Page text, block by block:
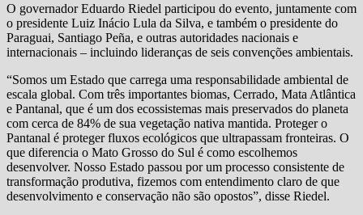
O governador Eduardo Riedel participou do evento, juntamente com
o presidente Luiz Inácio Lula da Silva, e também o presidente do
Paraguai, Santiago Peña, e outras autoridades nacionais e
internacionais – incluindo lideranças de seis convenções ambientais.
“Somos um Estado que carrega uma responsabilidade ambiental de
escala global. Com três importantes biomas, Cerrado, Mata Atlântica
e Pantanal, que é um dos ecossistemas mais preservados do planeta
com cerca de 84% de sua vegetação nativa mantida. Proteger o
Pantanal é proteger fluxos ecológicos que ultrapassam fronteiras. O
que diferencia o Mato Grosso do Sul é como escolhemos
desenvolver. Nosso Estado passou por um processo consistente de
transformação produtiva, fizemos com entendimento claro de que
desenvolvimento e conservação não são opostos”, disse Riedel.